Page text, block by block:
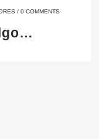
/ 0 COMMENTS